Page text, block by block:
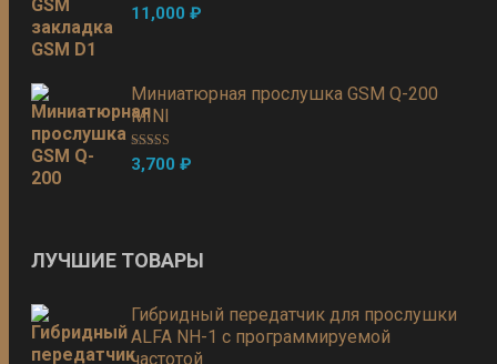
Оценка5.00
из 5
11,000₽
Миниатюрная прослушка GSM Q-200
MINI
Оценка 5.00
из 5
3,700₽
ЛУЧШИЕ ТОВАРЫ
Гибридный передатчик для прослушки
ALFA NH-1 с программируемой
частотой